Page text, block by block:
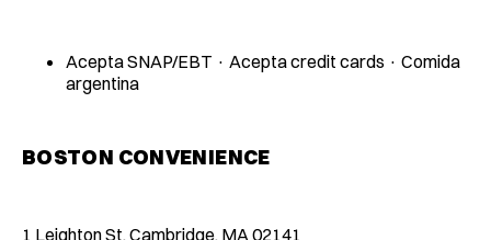
Acepta SNAP/EBT · Acepta credit cards · Comida
argentina
BOSTON CONVENIENCE
1 Leighton St, Cambridge, MA 02141